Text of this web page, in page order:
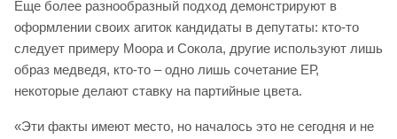
Еще более разнообразный подход демонстрируют в
оформлении своих агиток кандидаты в депутаты: кто-то
следует примеру Моора и Сокола, другие используют лишь
образ медведя, кто-то – одно лишь сочетание ЕР,
некоторые делают ставку на партийные цвета.
«Эти факты имеют место, но началось это не сегодня и не